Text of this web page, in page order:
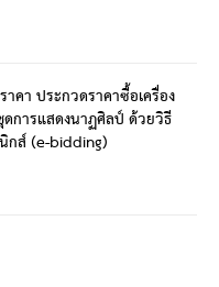
คา ประกวดราคาซื้อเครื่อง
การแสดงนาฏศิลป์ ด้วยวิธี
กส์ (e-bidding)